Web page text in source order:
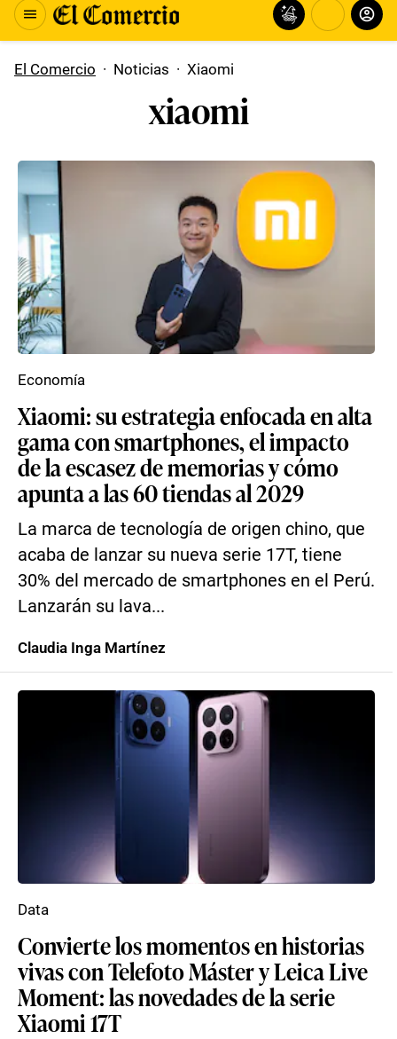
El Comercio · Noticias · Xiaomi
xiaomi
Xiaomi: su estrategia enfocada en alta
gama con smartphones, el impacto
de la escasez de memorias y cómo
apunta a las 60 tiendas al 2029
La marca de tecnología de origen chino, que
acaba de lanzar su nueva serie 17T, tiene
30% del mercado de smartphones en el Perú.
Lanzarán su lava...
Economía
Claudia Inga Martínez
Convierte los momentos en historias
vivas con Telefoto Máster y Leica Live
Moment: las novedades de la serie
Xiaomi 17T
Data